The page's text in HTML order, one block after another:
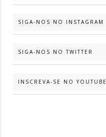
SIGA-NOS NO INSTAGRAM
SIGA-NOS NO TWITTER
INSCREVA-SE NO YOUTUBE